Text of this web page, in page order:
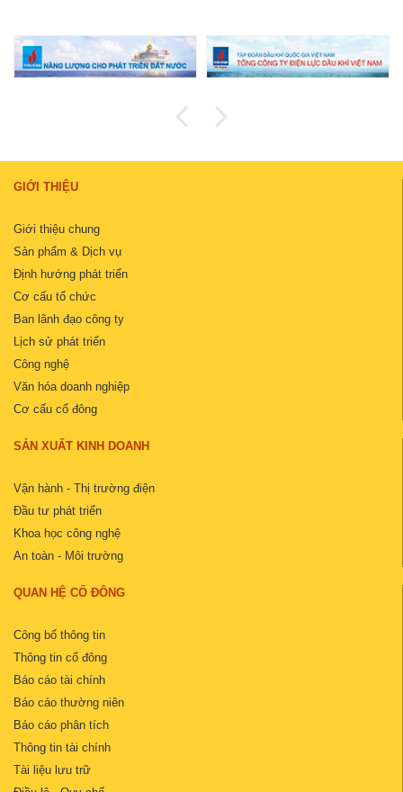
GIỚI THIỆU
Giới thiệu chung
Sản phẩm & Dịch vụ
Định hướng phát triển
Cơ cấu tổ chức
Ban lãnh đạo công ty
Lịch sử phát triển
Công nghệ
Văn hóa doanh nghiệp
Cơ cấu cổ đông
SẢN XUẤT KINH DOANH
Vận hành - Thị trường điện
Đầu tư phát triển
Khoa học công nghệ
An toàn - Môi trường
QUAN HỆ CỔ ĐÔNG
Công bố thông tin
Thông tin cổ đông
Báo cáo tài chính
Báo cáo thường niên
Báo cáo phân tích
Thông tin tài chính
Tài liệu lưu trữ